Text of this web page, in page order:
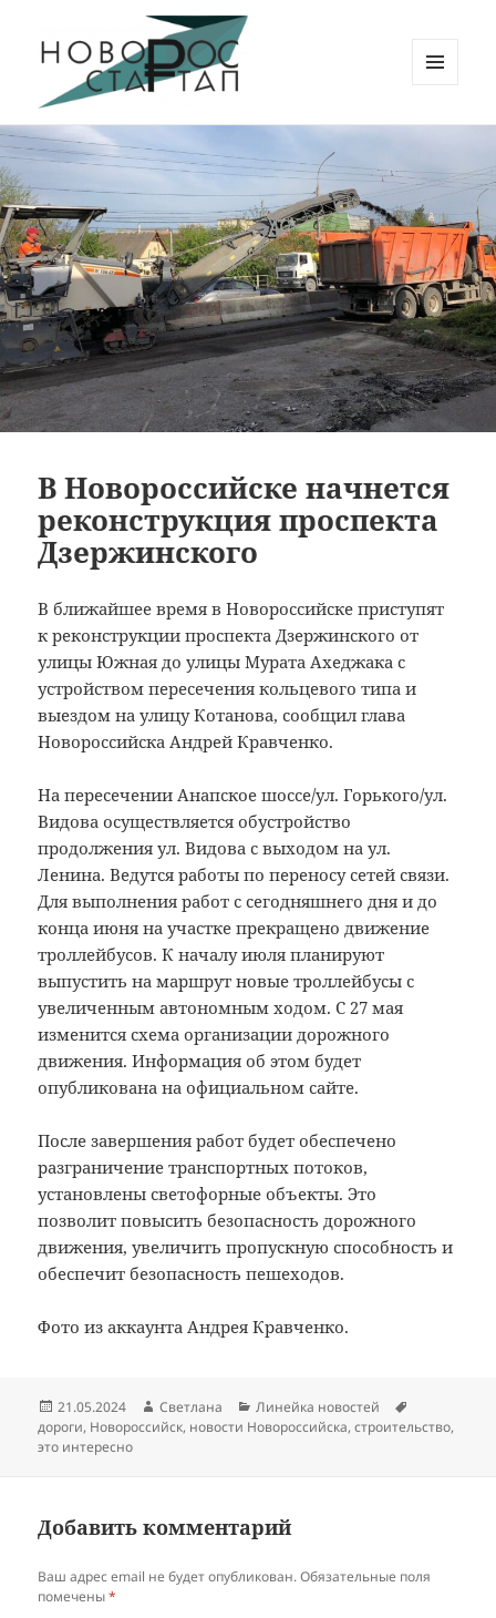
Новорос Стартап
ВИДЖЕТЫ
В Новороссийске начнется
реконструкция проспекта
Дзержинского
В ближайшее время в Новороссийске приступят
к реконструкции проспекта Дзержинского от
улицы Южная до улицы Мурата Ахеджака с
устройством пересечения кольцевого типа и
выездом на улицу Котанова, сообщил глава
Новороссийска Андрей Кравченко.
На пересечении Анапское шоссе/ул. Горького/ул.
Видова осуществляется обустройство
продолжения ул. Видова с выходом на ул.
Ленина. Ведутся работы по переносу сетей связи.
Для выполнения работ с сегодняшнего дня и до
конца июня на участке прекращено движение
троллейбусов. К началу июля планируют
выпустить на маршрут новые троллейбусы с
увеличенным автономным ходом. С 27 мая
изменится схема организации дорожного
движения. Информация об этом будет
опубликована на официальном сайте.
После завершения работ будет обеспечено
разграничение транспортных потоков,
установлены светофорные объекты. Это
позволит повысить безопасность дорожного
движения, увеличить пропускную способность и
обеспечит безопасность пешеходов.
Фото из аккаунта Андрея Кравченко.
Опубликовано
21.05.2024 Автор
Светлана Рубрики
Линейка новостей
дороги, Новороссийск, новости Новороссийска,строительство,
это интересно
Добавить комментарий
Ваш адрес email не будет опубликован. Обязательные поля
помечены*